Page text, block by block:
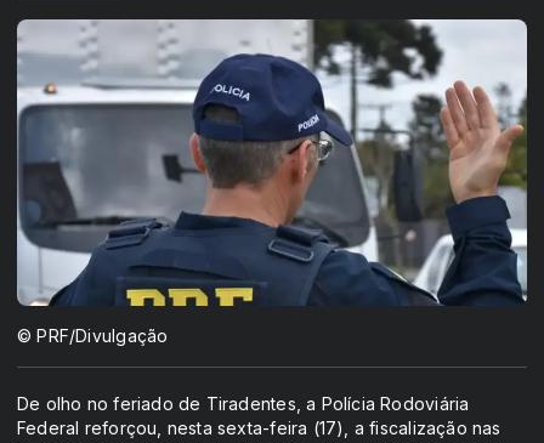
© PRF/Divulgação
De olho no feriado de Tiradentes, a Polícia Rodoviária
Federal reforçou, nesta sexta-feira (17), a fiscalização nas